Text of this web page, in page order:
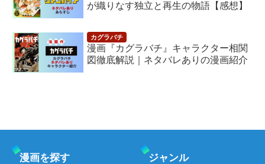
が織りなす独立と再生の物語【感想】
漫画『カグラバチ』キャラクター相関
図徹底解説｜ネタバレありの漫画紹介
漫画を探す ジャンル